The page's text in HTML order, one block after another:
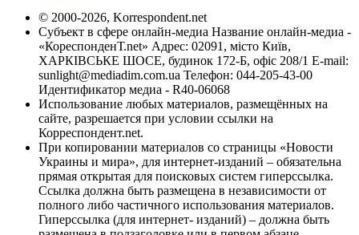
© 2000-2026, Korrespondent.net
Субъект в сфере онлайн-медиа Название онлайн-медиа -
«КореспонденТ.net» Адрес: 02091, місто Київ,
ХАРКІВСЬКЕ ШОСЕ, будинок 172-Б, офіс 208/1 E-mail:
sunlight@mediadim.com.ua Телефон: 044-205-43-00
Идентификатор медиа - R40-06068
Использование любых материалов, размещённых на
сайте, разрешается при условии ссылки на
Корреспондент.net.
При копировании материалов со страницы «Новости
Украины и мира», для интернет-изданий – обязательна
прямая открытая для поисковых систем гиперссылка.
Ссылка должна быть размещена в независимости от
полного либо частичного использования материалов.
Гиперссылка (для интернет- изданий) – должна быть